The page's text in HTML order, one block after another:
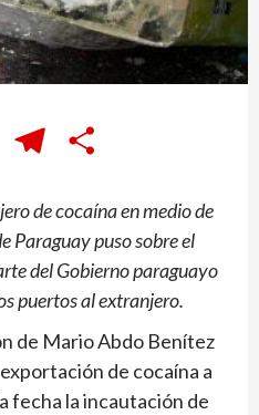
WhatsAppTelegram
de cocaína en medio de
Paraguay puso sobre el
del Gobierno paraguayo
puertos al extranjero.
de Mario Abdo Benítez
de cocaína a
fecha la incautación de